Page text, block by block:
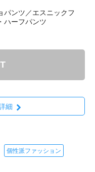
パンツ／エスニックフ
ハーフパンツ
細
個性派ファッション